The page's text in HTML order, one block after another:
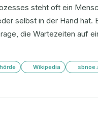
steht oft ein
selbst in der Hand hat.
die Wartezeiten auf
Wikipedia